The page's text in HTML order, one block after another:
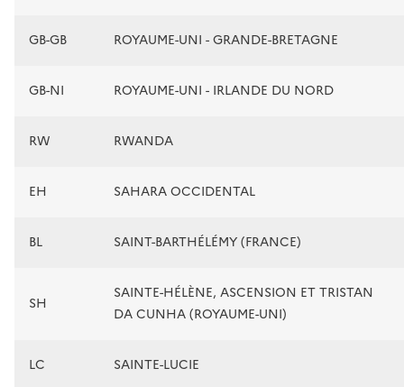
GB-GB ROYAUME-UNI - GRANDE-BRETAGNE
GB-NI ROYAUME-UNI - IRLANDE DU NORD
RW RWANDA
EH SAHARA OCCIDENTAL
BL SAINT-BARTHÉLÉMY (FRANCE)
SH
SAINTE-HÉLÈNE, ASCENSION ET TRISTAN
DA CUNHA (ROYAUME-UNI)
LC SAINTE-LUCIE